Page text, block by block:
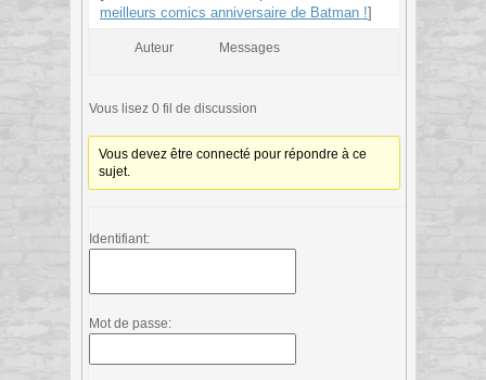
meilleurs comics anniversaire de Batman !]
Auteur Messages
Vous lisez 0 fil de discussion
Vous devez être connecté pour répondre à ce
sujet.
Identifiant:
Mot de passe: